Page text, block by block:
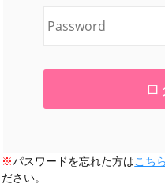
※パスワードを忘れた方はこち
ださい。